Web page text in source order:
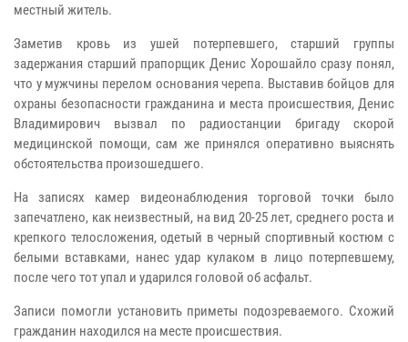
местный житель.
Заметив кровь из ушей потерпевшего, старший группы
задержания старший прапорщик Денис Хорошайло сразу понял,
что у мужчины перелом основания черепа. Выставив бойцов для
охраны безопасности гражданина и места происшествия, Денис
Владимирович вызвал по радиостанции бригаду скорой
медицинской помощи, сам же принялся оперативно выяснять
обстоятельства произошедшего.
На записях камер видеонаблюдения торговой точки было
запечатлено, как неизвестный, на вид 20-25 лет, среднего роста и
крепкого телосложения, одетый в черный спортивный костюм с
белыми вставками, нанес удар кулаком в лицо потерпевшему,
после чего тот упал и ударился головой об асфальт.
Записи помогли установить приметы подозреваемого. Схожий
гражданин находился на месте происшествия.